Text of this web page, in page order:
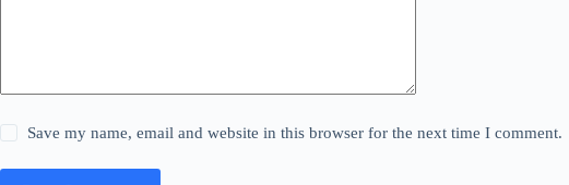
Save my name, email and website in this browser for the next time I comment.